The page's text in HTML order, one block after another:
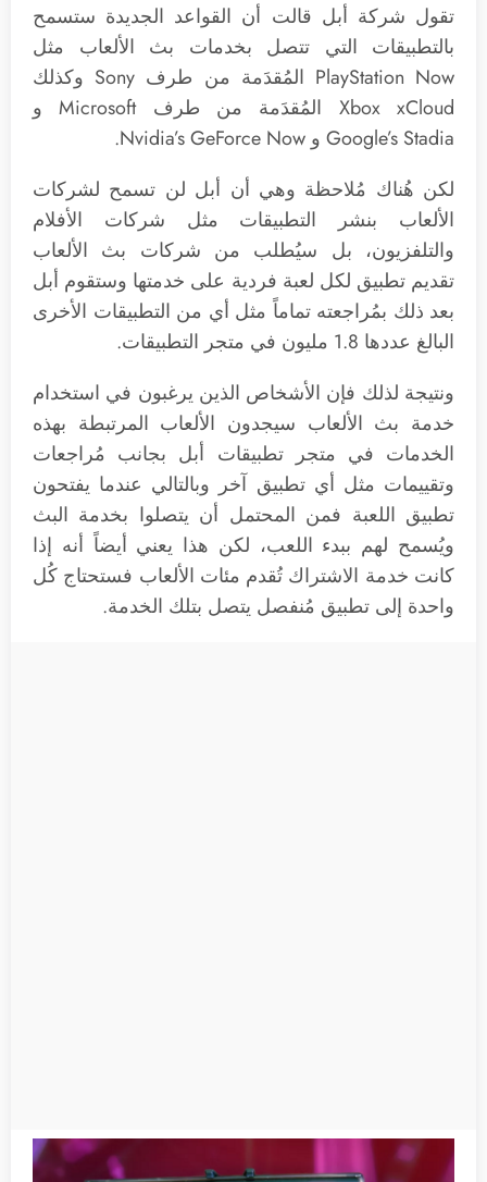
تقول شركة أبل قالت أن القواعد الجديدة ستسمح
بالتطبيقات التي تتصل بخدمات بث الألعاب مثل
PlayStation Now المُقدَمة من طرف Sony وكذلك
Xbox xCloud المُقدَمة من طرف Microsoft و
Google’s Stadia و Nvidia’s GeForce Now.
لكن هُناك مُلاحظة وهي أن أبل لن تسمح لشركات
الألعاب بنشر التطبيقات مثل شركات الأفلام
والتلفزيون، بل سيُطلب من شركات بث الألعاب
تقديم تطبيق لكل لعبة فردية على خدمتها وستقوم أبل
بعد ذلك بمُراجعته تماماً مثل أي من التطبيقات الأخرى
البالغ عددها 1.8 مليون في متجر التطبيقات.
ونتيجة لذلك فإن الأشخاص الذين يرغبون في استخدام
خدمة بث الألعاب سيجدون الألعاب المرتبطة بهذه
الخدمات في متجر تطبيقات أبل بجانب مُراجعات
وتقييمات مثل أي تطبيق آخر وبالتالي عندما يفتحون
تطبيق اللعبة فمن المحتمل أن يتصلوا بخدمة البث
ويُسمح لهم ببدء اللعب، لكن هذا يعني أيضاً أنه إذا
كانت خدمة الاشتراك تُقدم مئات الألعاب فستحتاج كُل
واحدة إلى تطبيق مُنفصل يتصل بتلك الخدمة.